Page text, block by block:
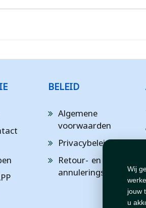
Wij
jouw
u
BELEID
Algemene
voorwaarden
Privacybeleid
Retour- en
annuleringsbeleid